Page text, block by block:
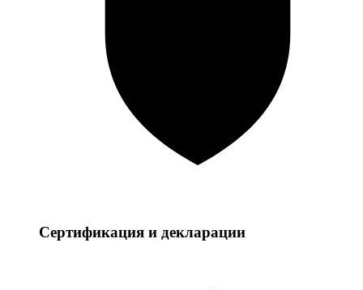
Сертификация и декларации